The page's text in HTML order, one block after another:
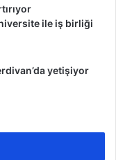
ile iş birliği
yetişiyor